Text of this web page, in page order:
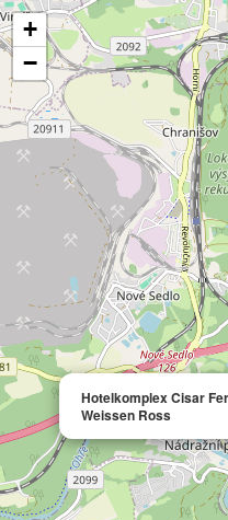
Hotelkomplex Cisar
Weissen Ross
+
−